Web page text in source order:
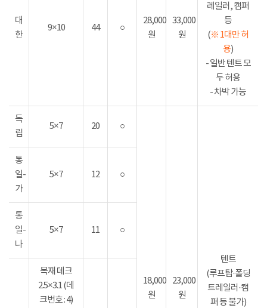
대
한
9×10 44 ○
28,000
원
33,000
원
레일러, 캠퍼
등
(※ 1대만 허
용)
- 일반 텐트 모
두 허용
- 차박 가능
독
립
5×7 20 ○
18,000
원
23,000
원
텐트
(루프탑·폴딩
트레일러·캠
퍼 등 불가)
통
일-
가
5×7 12 ○
통
일-
나
5×7 11 ○
목재 데크
2.5×3.1 (데
크번호 : 4)